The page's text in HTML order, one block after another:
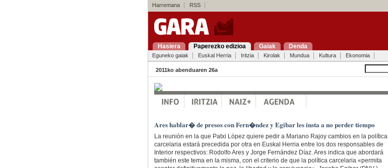
Harremana RSS
Hasiera Paperezko edizioa Gaiak Denda
Eguneko gaiak Euskal Herria Iritzia Kirolak Mundua Kultura Ekonomia
2011ko abenduaren 26a
Ares hablar� de presos con Fern�ndez y Egibar les insta a no perder tiempo
La reunión en la que Patxi López quiere pedir a Mariano Rajoy cambios en la política
carcelaria estará precedida por otra en Euskal Herria entre los dos responsables de
Interior respectivos: Rodolfo Ares y Jorge Fernández Díaz. Ares indica que abordará
también este tema en la misma, con el criterio de que la política carcelaria «permita